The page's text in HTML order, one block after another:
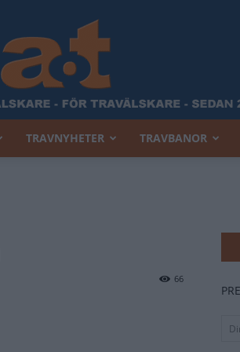
TRAVNYHETER TRAVBANOR
66